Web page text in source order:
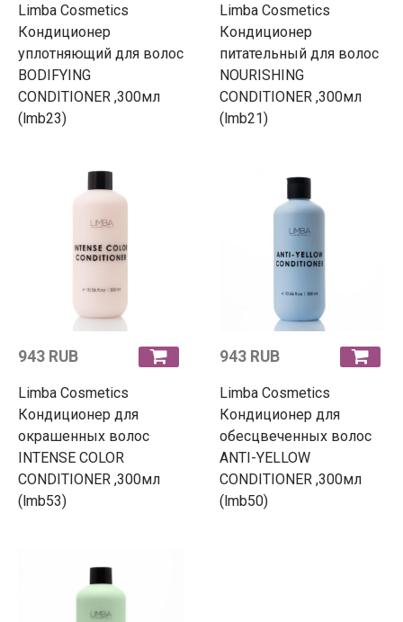
Limba Cosmetics
Кондиционер
уплотняющий для волос
BODIFYING
CONDITIONER ,300мл
(lmb23)
Limba Cosmetics
Кондиционер
питательный для волос
NOURISHING
CONDITIONER ,300мл
(lmb21)
943 RUB
Limba Cosmetics
Кондиционер для
окрашенных волос
INTENSE COLOR
CONDITIONER ,300мл
(lmb53)
943 RUB
Limba Cosmetics
Кондиционер для
обесцвеченных волос
ANTI-YELLOW
CONDITIONER ,300мл
(lmb50)